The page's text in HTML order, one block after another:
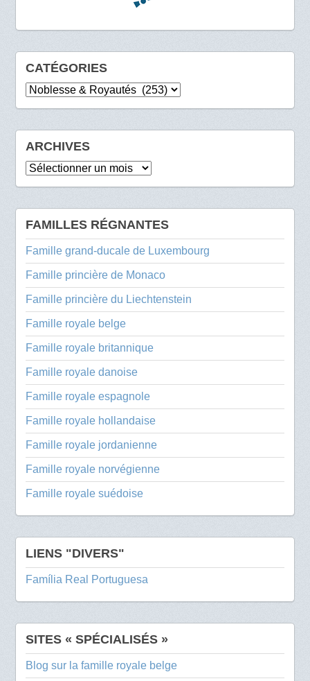
CATÉGORIES
Catégories
ARCHIVES
Archives
FAMILLES RÉGNANTES
Famille grand-ducale de Luxembourg
Famille princière de Monaco
Famille princière du Liechtenstein
Famille royale belge
Famille royale britannique
Famille royale danoise
Famille royale espagnole
Famille royale hollandaise
Famille royale jordanienne
Famille royale norvégienne
Famille royale suédoise
LIENS "DIVERS"
Família Real Portuguesa
SITES « SPÉCIALISÉS »
Blog sur la famille royale belge